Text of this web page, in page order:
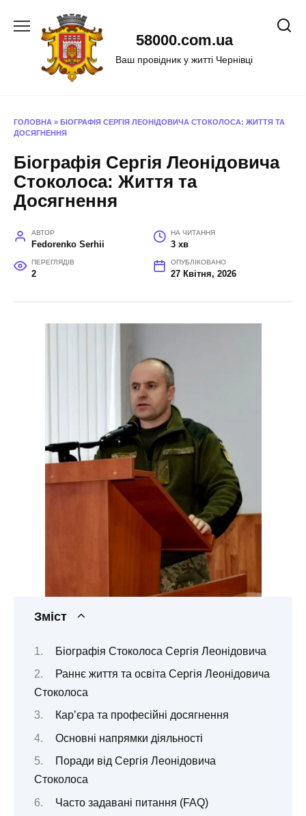
58000.com.ua
Ваш провідник у житті Чернівці
ГОЛОВНА » БІОГРАФІЯ СЕРГІЯ ЛЕОНІДОВИЧА СТОКОЛОСА: ЖИТТЯ ТА
ДОСЯГНЕННЯ
Біографія Сергія Леонідовича
Стоколоса: Життя та
Досягнення
АВТОР
Fedorenko Serhii
НА ЧИТАННЯ
3 хв
ПЕРЕГЛЯДІВ
2
ОПУБЛІКОВАНО
27 Квітня, 2026
Зміст
Біографія Стоколоса Сергія Леонідовича
Раннє життя та освіта Сергія Леонідовича
Стоколоса
Кар’єра та професійні досягнення
Основні напрямки діяльності
Поради від Сергія Леонідовича
Стоколоса
Часто задавані питання (FAQ)